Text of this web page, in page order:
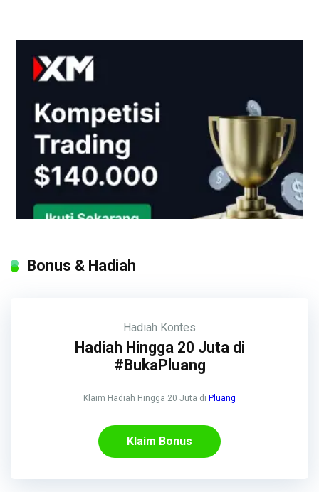
Bonus & Hadiah
Hadiah Kontes
Hadiah Hingga 20 Juta di
#BukaPluang
Klaim Hadiah Hingga 20 Juta di Pluang
Klaim Bonus